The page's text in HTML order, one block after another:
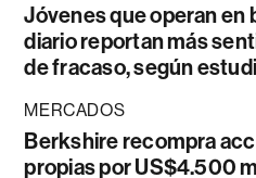
Jóvenes que operan en
diario reportan más
de fracaso, según
MERCADOS
Berkshire recompra
propias por US$4.500